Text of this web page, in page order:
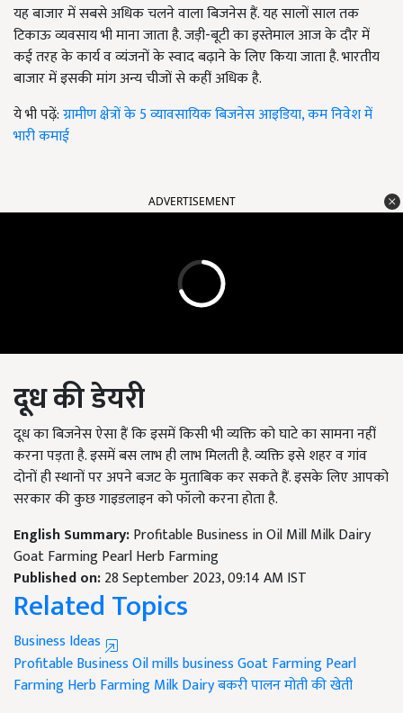
यह बाजार में सबसे अधिक चलने वालाबिजनेस हैं. यह सालों साल तक
टिकाऊ व्यवसाय भी माना जाता है. जड़ी-बूटी का इस्तेमाल आज के दौर में
कई तरह के कार्य व व्यंजनों के स्वाद बढ़ाने के लिए किया जाता है. भारतीय
बाजार में इसकी मांग अन्य चीजों से कहीं अधिक है.
ये भी पढ़ें:ग्रामीण क्षेत्रों के 5 व्यावसायिक बिजनेस आइडिया, कम निवेश में
भारी कमाई
ADVERTISEMENT
दूध की डेयरी
दूध का बिजनेस ऐसा हैं कि इसमें किसी भी व्यक्ति को घाटे का सामना नहीं
करना पड़ता है. इसमें बस लाभ ही लाभ मिलती है. व्यक्ति इसे शहर व गांव
दोनों ही स्थानों पर अपने बजट के मुताबिक कर सकते हैं. इसके लिए आपको
सरकार की कुछ गाइडलाइन को फॉलो करना होता है.
English Summary:Profitable Business in Oil Mill Milk Dairy
Goat Farming Pearl Herb Farming
Published on:28 September 2023, 09:14 AM IST
Related Topics
Business Ideas
Profitable BusinessOil mills businessGoat FarmingPearl
FarmingHerb FarmingMilk Dairyबकरी पालनमोती की खेती